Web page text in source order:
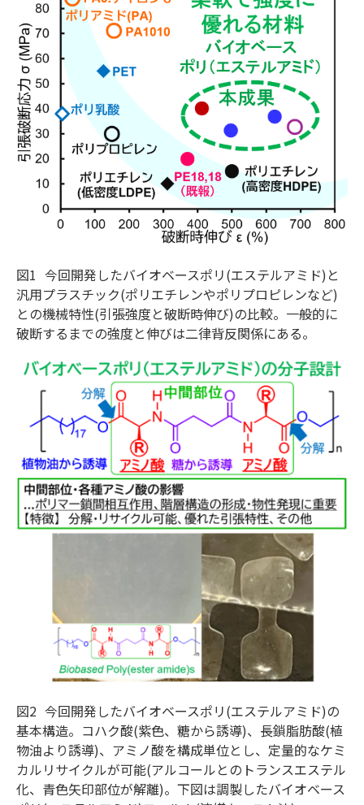
図1 今回開発したバイオベースポリ(エステルアミド)と
汎用プラスチック(ポリエチレンやポリプロピレンなど)
との機械特性(引張強度と破断時伸び)の比較。一般的に
破断するまでの強度と伸びは二律背反関係にある。
図2 今回開発したバイオベースポリ(エステルアミド)の
基本構造。コハク酸(紫色、糖から誘導)、長鎖脂肪酸(植
物油より誘導)、アミノ酸を構成単位とし、定量的なケミ
カルリサイクルが可能(アルコールとのトランスエステル
化、青色矢印部位が解離)。下図は調製したバイオベース